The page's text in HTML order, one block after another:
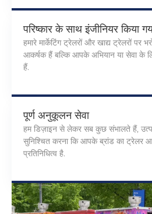
परिष्कार के साथ इंजीनियर किया
हमारे मार्केटिंग ट्रेलरों और खाद्य ट्रेलरों
आकर्षक हैं बल्कि आपके अभियान या सेवा के
हैं.
पूर्ण अनुकूलन सेवा
हम डिज़ाइन से लेकर सब कुछ संभालते हैं,
सुनिश्चित करना कि आपके ब्रांड का ट्रेलर
प्रतिनिधित्व है.